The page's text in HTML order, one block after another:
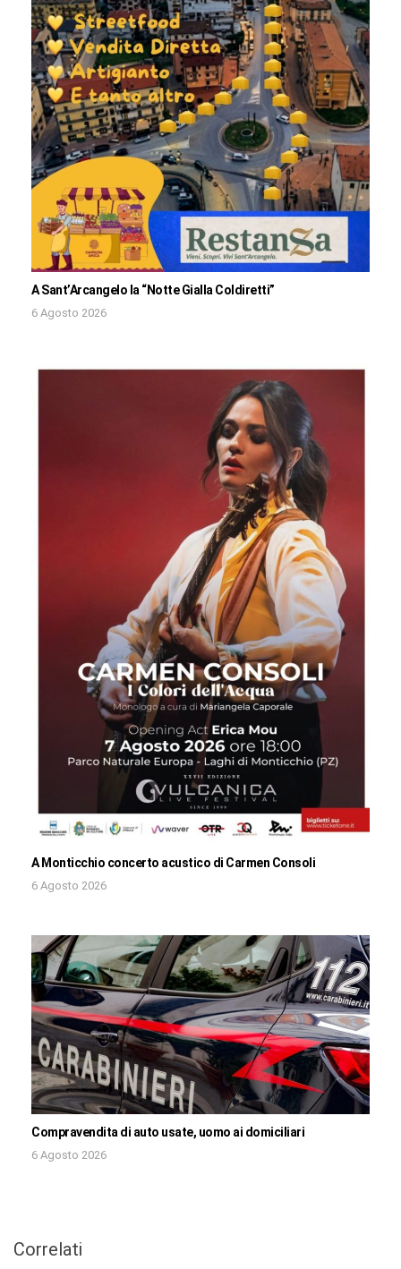
A Sant’Arcangelo la “Notte Gialla Coldiretti”
6 Agosto 2026
A Monticchio concerto acustico di Carmen Consoli
6 Agosto 2026
Compravendita di auto usate, uomo ai domiciliari
6 Agosto 2026
Correlati